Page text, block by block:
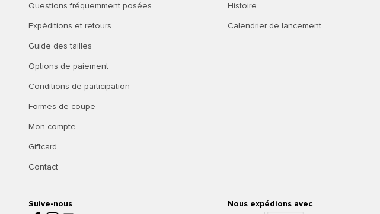
Questions fréquemment posées
Expéditions et retours
Guide des tailles
Options de paiement
Conditions de participation
Formes de coupe
Mon compte
Giftcard
Contact
Histoire
Calendrier de lancement
Suive-nous Nous expédions avec